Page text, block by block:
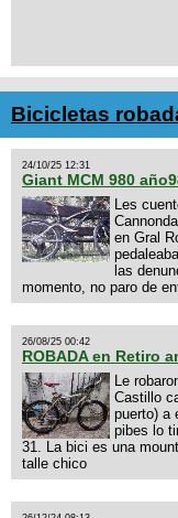
Bicicletas
24/10/25 12:31
Giant MCM 980
Les
en Gral
las
momento, no paro de
26/08/25 00:42
ROBADA en Retiro
Le
Castillo
puerto) a
pibes lo
31. La bici es una
talle chico